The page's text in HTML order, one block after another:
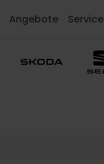
Angebote Service